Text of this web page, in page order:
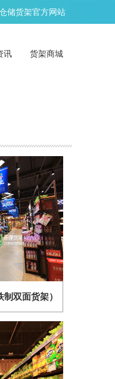
储货架官方网站
讯 货架商城
双面货架）